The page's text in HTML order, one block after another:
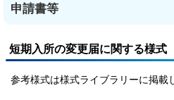
申請書等
短期入所の変更届に関する様式
参考様式は様式ライブラリーに掲載